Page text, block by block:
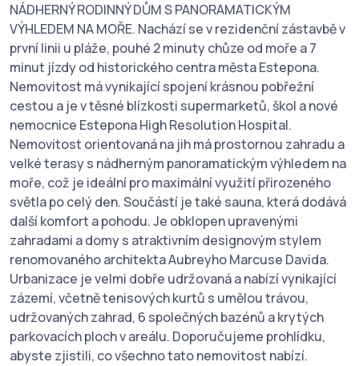
NÁDHERNÝ RODINNÝ DŮM S PANORAMATICKÝM
VÝHLEDEM NA MOŘE. Nachází se v rezidenční zástavbě v
první linii u pláže, pouhé 2 minuty chůze od moře a 7
minut jízdy od historického centra města Estepona.
Nemovitost má vynikající spojení krásnou pobřežní
cestou a je v těsné blízkosti supermarketů, škol a nové
nemocnice Estepona High Resolution Hospital.
Nemovitost orientovaná na jih má prostornou zahradu a
velké terasy s nádherným panoramatickým výhledem na
moře, což je ideální pro maximální využití přirozeného
světla po celý den. Součástí je také sauna, která dodává
další komfort a pohodu. Je obklopen upravenými
zahradami a domy s atraktivním designovým stylem
renomovaného architekta Aubreyho Marcuse Davida.
Urbanizace je velmi dobře udržovaná a nabízí vynikající
zázemí, včetně tenisových kurtů s umělou trávou,
udržovaných zahrad, 6 společných bazénů a krytých
parkovacích ploch v areálu. Doporučujeme prohlídku,
abyste zjistili, co všechno tato nemovitost nabízí.